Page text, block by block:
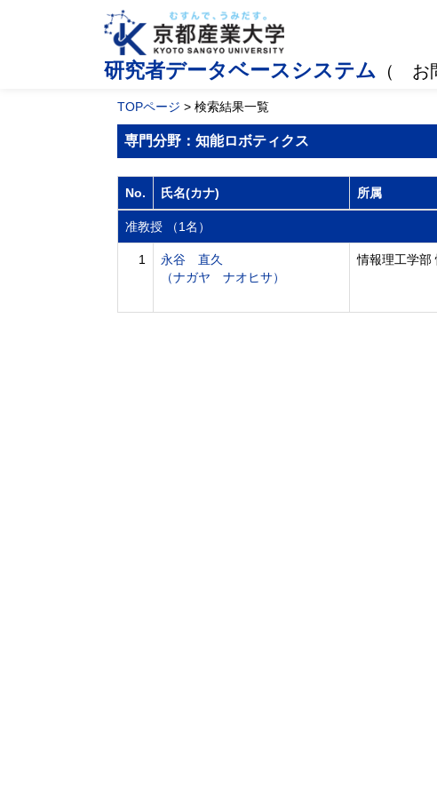
研究者データベースシステム （ お
TOPページ > 検索結果一覧
専門分野：知能ロボティクス
No. 氏名(カナ) 所属
准教授 （1名）
1
永谷 直久
（ナガヤ ナオヒサ）
情報理工学部